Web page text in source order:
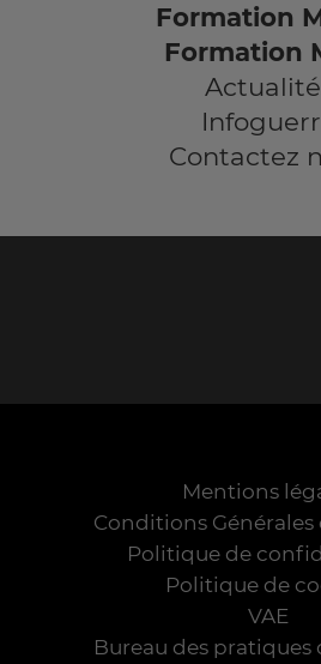
Formation
Formation
Contactez
Mentions
Conditions
Politique de
Politique de
VAE
Bureau des pratiques